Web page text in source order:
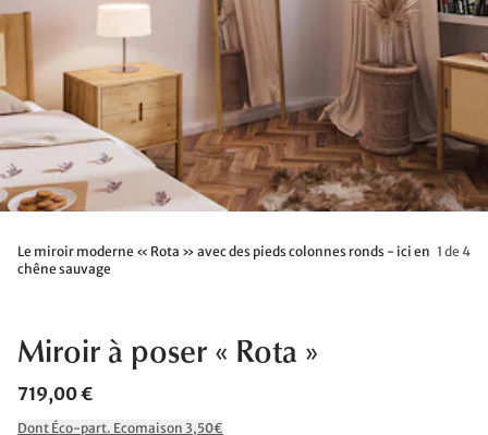
Le miroir moderne « Rota » avec des pieds colonnes ronds - ici en
chêne sauvage
1 de 4
Miroir à poser « Rota »
719,00 €
Dont Éco-part. Ecomaison 3,50€